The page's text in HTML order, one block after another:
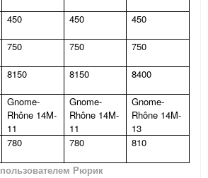
450 450 450
750 750 750
8150 8150 8400
Gnome-
Rhône 14M-
11
Gnome-
Rhône 14M-
11
Gnome-
Rhône 14M-
13
780 780 810
пользователем Рюрик